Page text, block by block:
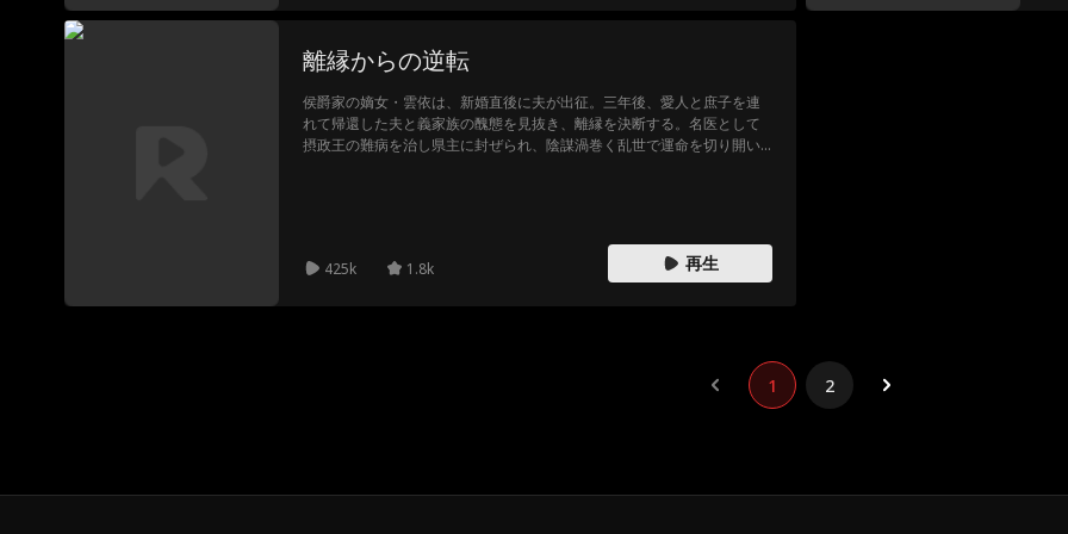
離縁からの逆転
侯爵家の嫡女・雲依は、新婚直後に夫が出征。三年後、愛人と庶子を連
れて帰還した夫と義家族の醜態を見抜き、離縁を決断する。名医として
摂政王の難病を治し県主に封ぜられ、陰謀渦巻く乱世で運命を切り開い
425k 1.8k 再生
1 2